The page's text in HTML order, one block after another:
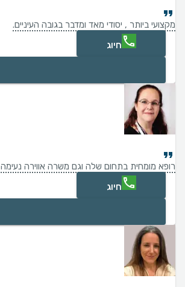
מקצועי ביותר , יסודי מאד ומדבר בגובה העיניים.
חיוג
רופא מומחית בתחום שלה וגם משרה אווירה נעימה
חיוג